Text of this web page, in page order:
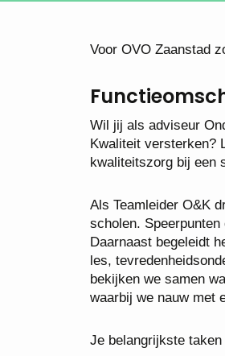
Voor OVO Zaanstad
Wil jij als adviseur
Kwaliteit versterken?
kwaliteitszorg bij een
Als Teamleider O&K
scholen.
Daarnaast begeleidt
les,
bekijken we samen
waarbij we nauw met
Je belangrijkste taken